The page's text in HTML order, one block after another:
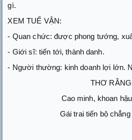
gì.
XEM TUẾ VẬN:
- Quan chức: được phong tướng,
- Giới sĩ: tiến tới, thành danh.
- Người thường: kinh doanh lợi lớn.
THƠ
Cao minh, khoan
Gái trai tiến bộ chẳng